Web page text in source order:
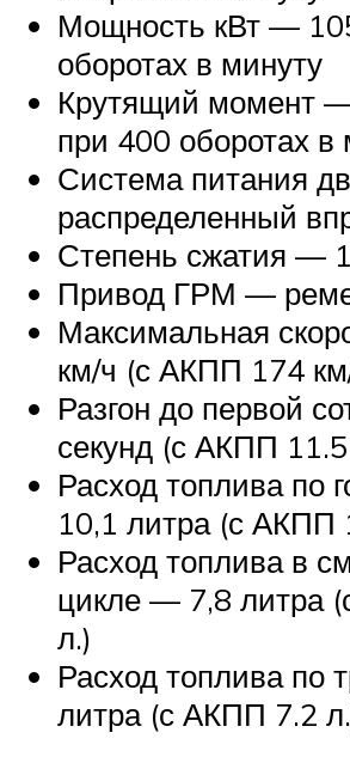
Мощность кВт —
оборотах в минуту
Крутящий момент
при 400 оборотах в
Система питания
распределенный
Степень сжатия —
Привод ГРМ —
Максимальная
км/ч (с АКПП 174
Разгон до первой
секунд (с АКПП 11.5
Расход топлива по
10,1 литра (с АКПП
Расход топлива в
цикле — 7,8 литра
л.)
Расход топлива по
литра (с АКПП 7.2